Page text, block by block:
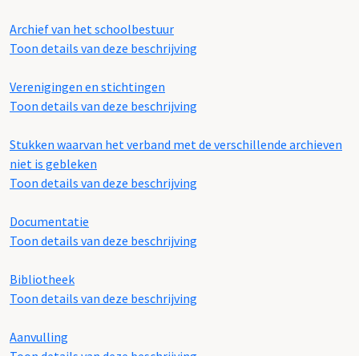
Archief van het schoolbestuur
Toon details van deze beschrijving
Verenigingen en stichtingen
Toon details van deze beschrijving
Stukken waarvan het verband met de verschillende archieven
niet is gebleken
Toon details van deze beschrijving
Documentatie
Toon details van deze beschrijving
Bibliotheek
Toon details van deze beschrijving
Aanvulling